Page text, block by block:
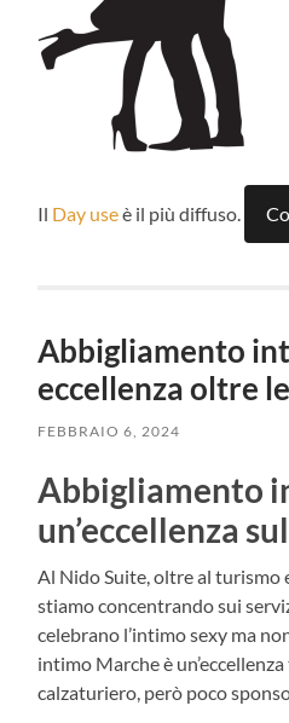
Il Day useè il più diffuso.
Abbigliamento
eccellenza oltre
FEBBRAIO 6, 2024
Abbigliamento
un’eccellenza
Al Nido Suite, oltre al turismo
stiamo concentrando sui
celebrano l’intimo sexy ma
intimo Marche è
calzaturiero, però poco